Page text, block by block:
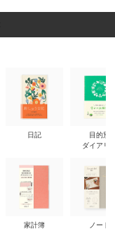
日記
家計簿
目的別
ダイアリ
ノート